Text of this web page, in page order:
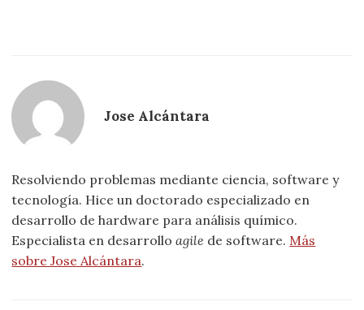
Jose Alcántara
Resolviendo problemas mediante ciencia, software y
tecnología. Hice un doctorado especializado en
desarrollo de hardware para análisis químico.
Especialista en desarrolloagile de software. Más
sobre Jose Alcántara.